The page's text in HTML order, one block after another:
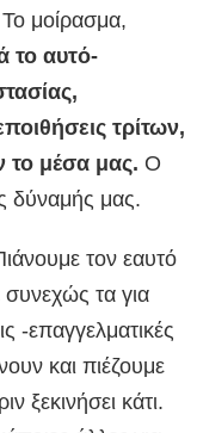
μοίρασμα,
το αυτό-
τρίτων,
το μέσα μας. Ο
δύναμής μας.
τον εαυτό
τα για
-επαγγελματικές
και πιέζουμε
ξεκινήσει κάτι.